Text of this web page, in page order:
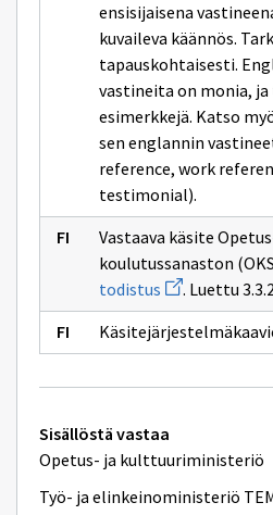
ensisijaisena
kuvaileva käännös.
tapauskohtaisesti.
vastineita on monia, ja
esimerkkejä. Katso
sen englannin
reference, work
testimonial).
Vastaava käsite
koulutussanaston
todistus Avaa
uuden
ikkunan
sivulle
todistus
. Luettu
Tekniset
lisätiedot
Sisällöstä vastaa
Opetus- ja kulttuuriministeriö
Työ- ja elinkeinoministeriö